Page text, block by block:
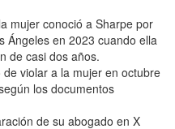
mujer conoció a Sharpe por
Ángeles en 2023 cuando ella
de casi dos años.
violar a la mujer en octubre
los documentos
de su abogado en X